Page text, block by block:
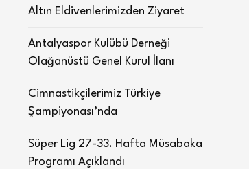
Altın Eldivenlerimizden Ziyaret
Antalyaspor Kulübü Derneği
Olağanüstü Genel Kurul İlanı
Cimnastikçilerimiz Türkiye
Şampiyonası’nda
Süper Lig 27-33. Hafta Müsabaka
Programı Açıklandı